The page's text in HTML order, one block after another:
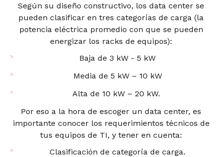
Según su diseño constructivo, los data center se
pueden clasificar en tres categorías de carga (la
potencia eléctrica promedio con que se pueden
energizar los racks de equipos):
Baja de 3 kW - 5 kW
Media de 5 kW – 10 kW
Alta de 10 kW – 20 kW.
Por eso a la hora de escoger un data center, es
importante conocer los requerimientos técnicos de
tus equipos de TI, y tener en cuenta:
Clasificación de categoría de carga.